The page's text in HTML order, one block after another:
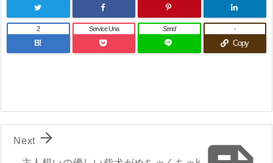
B!
2 Service Una Send
Copy
-

Next